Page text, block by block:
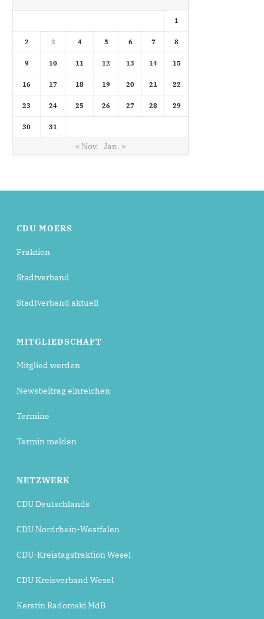
1
2 3 4 5 6 7 8
9 10 11 12 13 14 15
16 17 18 19 20 21 22
23 24 25 26 27 28 29
30 31
« Nov. Jan. »
CDU MOERS
Fraktion
Stadtverband
Stadtverband aktuell
MITGLIEDSCHAFT
Mitglied werden
Newsbeitrag einreichen
Termine
Termin melden
NETZWERK
CDU Deutschlands
CDU Nordrhein-Westfalen
CDU-Kreistagsfraktion Wesel
CDU Kreisverband Wesel
Kerstin Radomski MdB